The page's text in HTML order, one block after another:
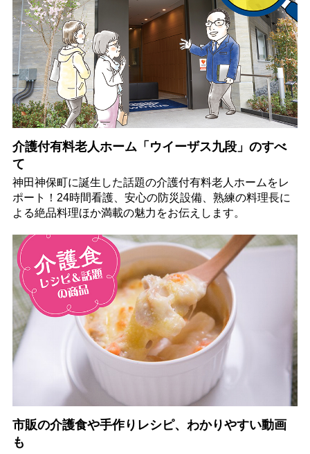
介護付有料老人ホーム「ウイーザス九段」のすべ
て
神田神保町に誕生した話題の介護付有料老人ホームをレ
ポート！24時間看護、安心の防災設備、熟練の料理長に
よる絶品料理ほか満載の魅力をお伝えします。
市販の介護食や手作りレシピ、わかりやすい動画
も